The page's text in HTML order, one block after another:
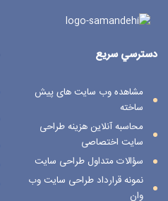
دسترسي سريع
مشاهده وب سایت های پیش
ساخته
محاسبه آنلاین هزینه طراحی
سایت اختصاصی
سؤالات متداول طراحی سایت
نمونه قرارداد طراحی سایت وب
وان